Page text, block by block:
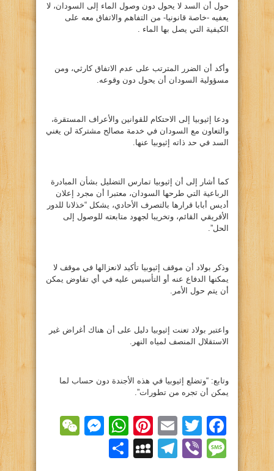
حول أن السد لا يحول دون وصول الماء إلى السودان، لا
يعفيه -خاصة قانونيا- من التفاهم والاتفاق معه على
الكيفية التي يصل بها الماء .
وأكد أن الضرر المترتب على عدم الاتفاق كارثي، ومن
مسؤولية السودان أن يحول دون وقوعه.
ودعا إثيوبيا إلى الاحتكام للقوانين والأعراف المستقرة،
والتعاون مع السودان في خدمة مصالح مشتركة لن يغني
السد في حد ذاته إثيوبيا عنها.
كما أشار إلى أن إثيوبيا تمارس التضليل بشأن المبادرة
الرباعية التي طرحها السودان، معتبرا أن مجرد إعلان
أديس أبابا قرارها بالتصرف الأحادي، يشكل “خذلانا للدور
الأفريقي القائم، وتخريبا لجهود متابعته للوصول إلى
الحل”.
وذكر بولاد أن موقف إثيوبيا تأكيد لانعزالها في موقف لا
يمكنها الدفاع عنه أو التأسيس عليه في أي تفاوض يمكن
أن يتم حول الأمر.
واعتبر بولاد تعنت إثيوبيا دليل على أن هناك أغراض غير
الاستقلال المنصف لمياه النهر.
وتابع: “وتضلع إثيوبيا في هذه الأجندة دون حساب لما
يمكن أن تجره من تطورات”.
Facebook
Twitter
Email
Pinterest
WhatsApp
Message
Viber
Telegram
MySpace